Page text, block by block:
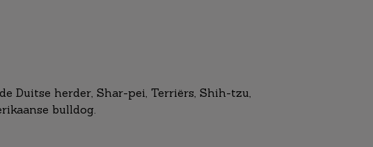
Duitse herder, Shar-pei, Terriërs, Shih-tzu,
bulldog.